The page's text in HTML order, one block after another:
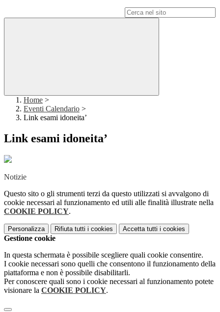
Home >
Eventi Calendario >
Link esami idoneita’
Link esami idoneita’
Notizie
Questo sito o gli strumenti terzi da questo utilizzati si avvalgono di
cookie necessari al funzionamento ed utili alle finalità illustrate nella
COOKIE POLICY.
Personalizza Rifiuta tutti i cookies Accetta tutti i cookies
Gestione cookie
In questa schermata è possibile scegliere quali cookie consentire.
I cookie necessari sono quelli che consentono il funzionamento della
piattaforma e non è possibile disabilitarli.
Per conoscere quali sono i cookie necessari al funzionamento potete
visionare la COOKIE POLICY.